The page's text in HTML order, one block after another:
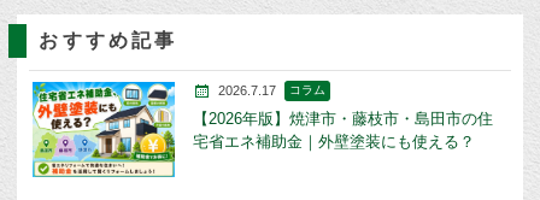
おすすめ記事
2026.7.17 コラム
【2026年版】焼津市・藤枝市・島田市の住
宅省エネ補助金｜外壁塗装にも使える？